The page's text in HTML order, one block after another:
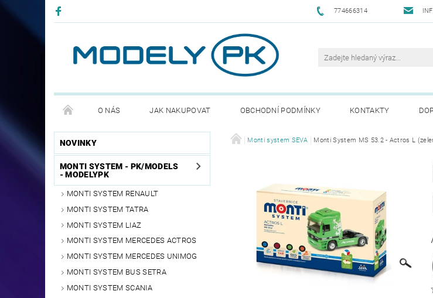
774666314
O NÁS JAK NAKUPOVAT OBCHODNÍ PODMÍNKY KONTAKTY
PODMÍNKY OCHRANNY OSOBNÍCH ÚDAJŮ GDPR
NOVINKY
MONTI SYSTEM - PK/MODELS
- MODELYPK
MONTI SYSTEM RENAULT
MONTI SYSTEM TATRA
MONTI SYSTEM LIAZ
MONTI SYSTEM MERCEDES ACTROS
MONTI SYSTEM MERCEDES UNIMOG
MONTI SYSTEM BUS SETRA
MONTI SYSTEM SCANIA
Monti system SEVA Monti System MS 53.2 - Actros L